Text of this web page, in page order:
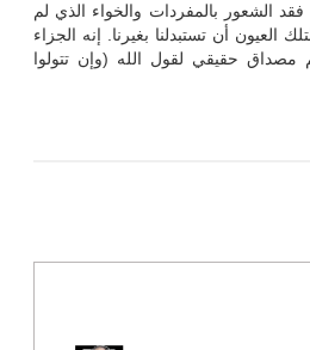
الشعور بالمفردات والخواء الذي لم
العيون أن تستبدلنا بغيرنا. إنه الجزاء
مصداق حقيقي لقول الله (وإن تتولوا